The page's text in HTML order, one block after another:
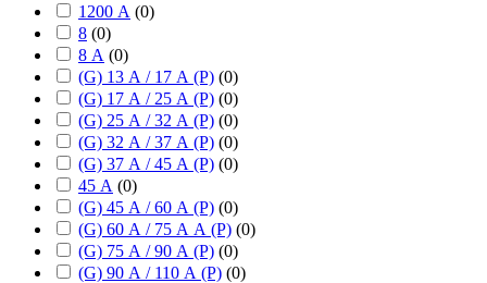
1200 А (0)
8 (0)
8 А (0)
(G) 13 А / 17 А (P) (0)
(G) 17 А / 25 А (P) (0)
(G) 25 А / 32 А (P) (0)
(G) 32 А / 37 А (P) (0)
(G) 37 А / 45 А (P) (0)
45 А (0)
(G) 45 А / 60 А (P) (0)
(G) 60 А / 75 А А (P) (0)
(G) 75 А / 90 А (P) (0)
(G) 90 А / 110 А (P) (0)